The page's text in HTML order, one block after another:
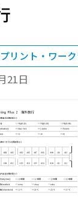
リント・ワー
21日